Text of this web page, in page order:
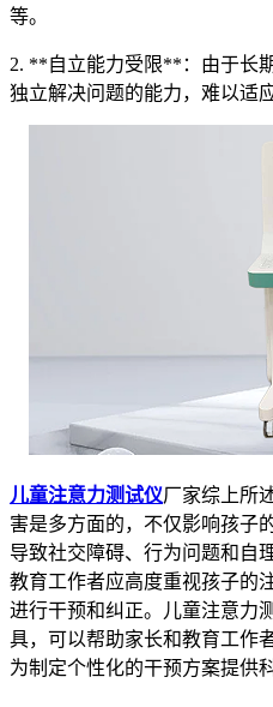
等。
2. **自立能力受限**：由于长
独立解决问题的能力，难以适
儿童注意力测试仪厂家综上所
害是多方面的，不仅影响孩子
导致社交障碍、行为问题和自
教育工作者应高度重视孩子的
进行干预和纠正。儿童注意力
具，可以帮助家长和教育工作
为制定个性化的干预方案提供